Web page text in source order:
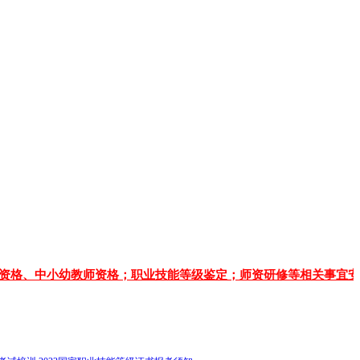
幼教师资格；职业技能等级鉴定；师资研修等相关事宜安排查询